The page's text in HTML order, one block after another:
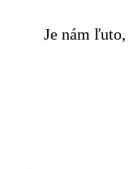
Je nám ľuto,